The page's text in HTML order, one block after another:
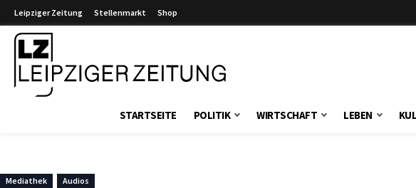
Leipziger Zeitung Stellenmarkt Shop
STARTSEITE POLITIK WIRTSCHAFT LEBEN
Mediathek Audios